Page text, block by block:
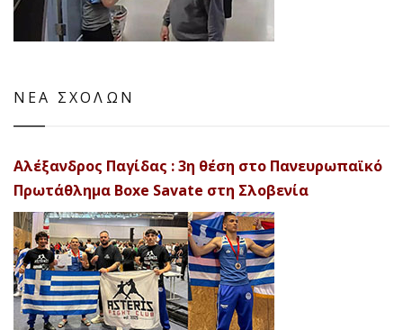
ΝΕΑ ΣΧΟΛΩΝ
Αλέξανδρος Παγίδας : 3η θέση στο Πανευρωπαϊκό
Πρωτάθλημα Boxe Savate στη Σλοβενία